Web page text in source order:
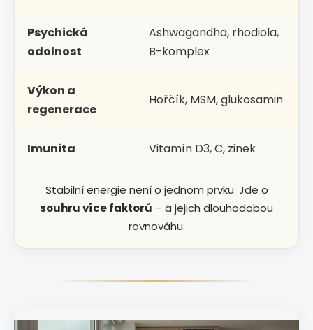
Psychická
odolnost
Ashwagandha, rhodiola,
B-komplex
Výkon a
regenerace
Hořčík, MSM, glukosamin
Imunita Vitamín D3, C, zinek
Stabilní energie není o jednom prvku. Jde o
souhru více faktorů – a jejich dlouhodobou
rovnováhu.